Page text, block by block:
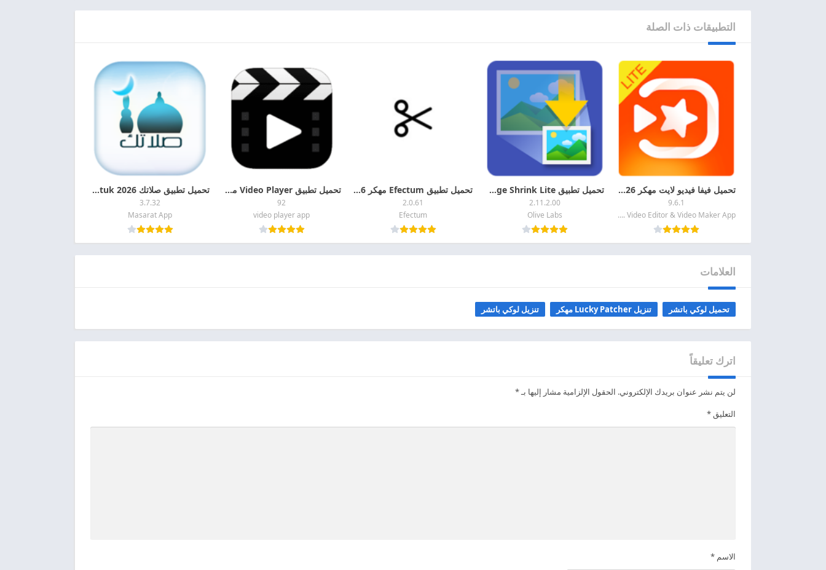
التطبيقات ذات الصلة
تحميل فيفا فيديو لايت مهكر 2026 VivaVideo Lite MOD APK اخر اصدار للاندرويد
9.6.1
QuVideo Inc. Video Editor & Video Maker App
تحميل تطبيق Image Shrink Lite مهكرة 2026 اخر اصدار APK + MOD للاندرويد
2.11.2.00
Olive Labs
تحميل تطبيق Efectum مهكر 2026 اخر اصدار MOD + APK للأندرويد
2.0.61
Efectum
تحميل تطبيق Video Player مهكر 2026 اخر اصدار APK + MOD للاندرويد
92
video player app
تحميل تطبيق صلاتك 2026 Salatuk اخر اصدار APK للأندرويد
3.7.32
Masarat App
العلامات
تحميل لوكي باتشر تنزيل Lucky Patcher مهكر تنزيل لوكي باتشر
اترك تعليقاً
لن يتم نشر عنوان بريدك الإلكتروني. الحقول الإلزامية مشار إليها بـ*
التعليق *
الاسم *